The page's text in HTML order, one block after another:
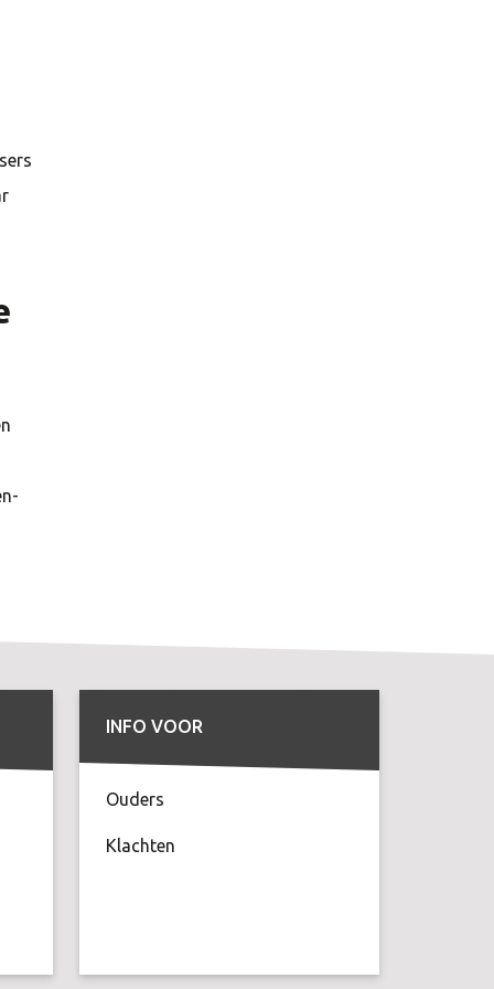
INFO VOOR
Ouders
Klachten